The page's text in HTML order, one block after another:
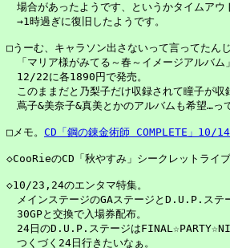
場合があったようです、というかタイムアウ
→1時過ぎに復旧したようです。
□うーむ、キャラソン出さないって言ってたん
「マリア様がみてる～春～イメージアルバム」
12/22に各1890円で発売。
このままだと乃梨子だけ収録されて瞳子が収
蔦子&美奈子&真美とかのアルバムも希望…っ
□メモ。 CD「鋼の錬金術師 COMPLETE」10/
◇CooRieのCD「秋やすみ」シークレットライブ
◇10/23,24のエンタマ特集。
メインステージのGAステージとD.U.P.ステ
30GPと交換で入場券配布。
24日のD.U.P.ステージは
つくづく24日行きたいなぁ。